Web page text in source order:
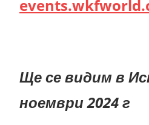
Ще се видим в
ноември 2024 г